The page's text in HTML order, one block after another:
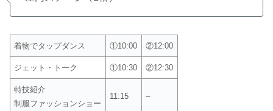
着物でタップダンス ①10:00 ②12:00
ジェット・トーク ①10:30 ②12:30
特技紹介
制服ファッションショー
11:15 –